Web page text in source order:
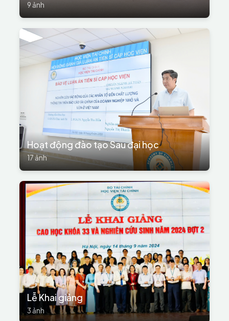
9 ảnh
Hoạt động đào tạo Sau đại học
17 ảnh
Lễ Khai giảng
3 ảnh